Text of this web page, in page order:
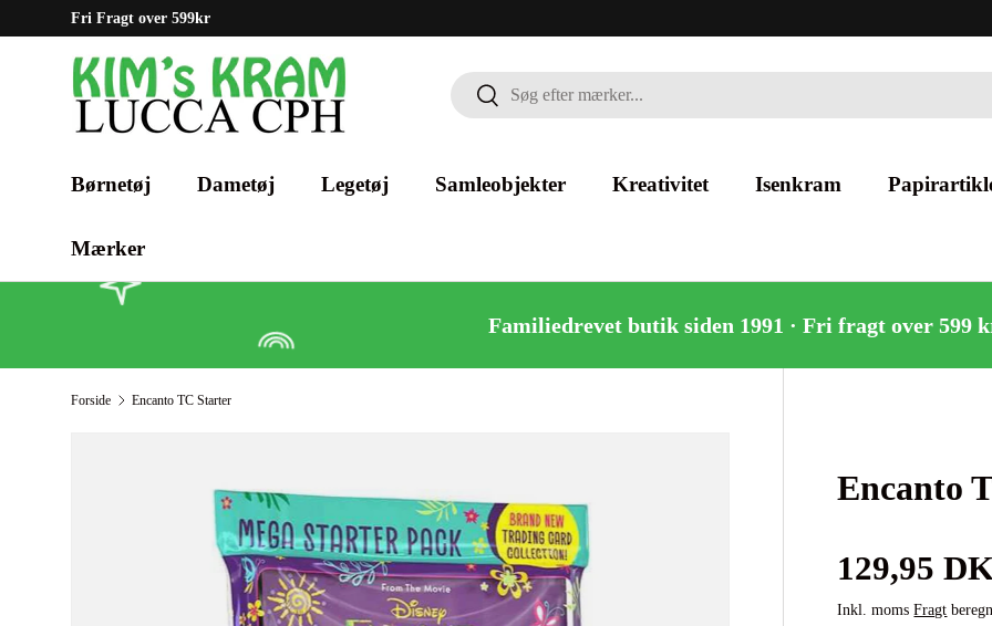
Gå til indhold
Fri Fragt over 599kr
Søg Søg
Børnetøj Dametøj Legetøj Samleobjekter Kreativitet Isenkram
Mærker
Familiedrevet butik siden 1991 · Fri fragt over 599
Forside Encanto TC Starter
Encanto
129,95
Inkl. momsFragt